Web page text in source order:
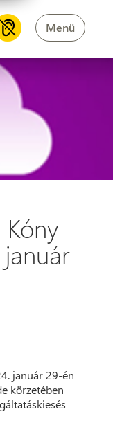
Menü
Kóny
január 29-én
körzetében